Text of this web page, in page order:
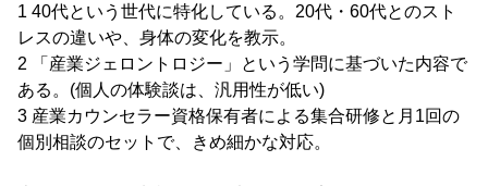
1 40代という世代に特化している。20代・60代とのスト
レスの違いや、身体の変化を教示。
2 「産業ジェロントロジー」という学問に基づいた内容で
ある。(個人の体験談は、汎用性が低い)
3 産業カウンセラー資格保有者による集合研修と月1回の
個別相談のセットで、きめ細かな対応。